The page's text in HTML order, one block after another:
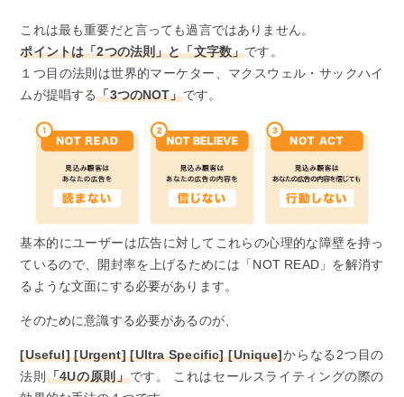
これは最も重要だと言っても過言ではありません。
ポイントは「2つの法則」と「文字数」です。
１つ目の法則は世界的マーケター、マクスウェル・サックハイ
ムが提唱する「3つのNOT」です。
基本的にユーザーは広告に対してこれらの心理的な障壁を持っ
ているので、開封率を上げるためには「NOT READ」を解消す
るような文面にする必要があります。
そのために意識する必要があるのが、
[Useful] [Urgent] [Ultra Specific] [Unique]からなる2つ目の
法則 「4Uの原則」です。 これはセールスライティングの際の